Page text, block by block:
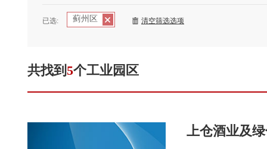
已选: 蓟州区 清空筛选选项
共找到 5个工业园区
上仓酒业及